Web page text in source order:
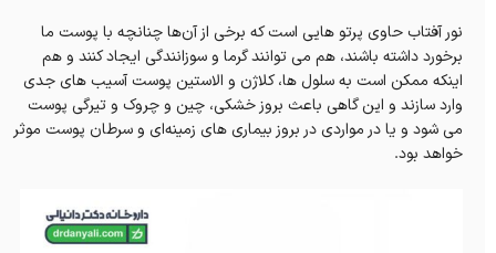
نور آفتاب حاوی پرتو هایی است که برخی از آن‌ها چنانچه با پوست ما
برخورد داشته باشند، هم می توانند گرما و سوزانندگی ایجاد کنند و هم
اینکه ممکن است به سلول ها، کلاژن و الاستین پوست آسیب های جدی
وارد سازند و این گاهی باعث بروز خشکی، چین و چروک و تیرگی پوست
می شود و یا در مواردی در بروز بیماری های زمینه‌ای و سرطان پوست موثر
خواهد بود.